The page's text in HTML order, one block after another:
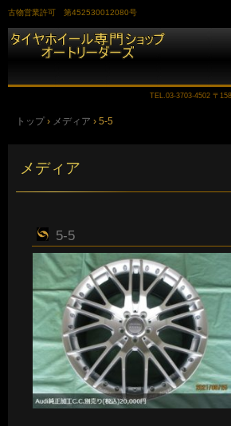
古物営業許可 第452530012080号
TEL.03-3703-4502 〒
トップ › メディア › 5-5
メディア
5-5